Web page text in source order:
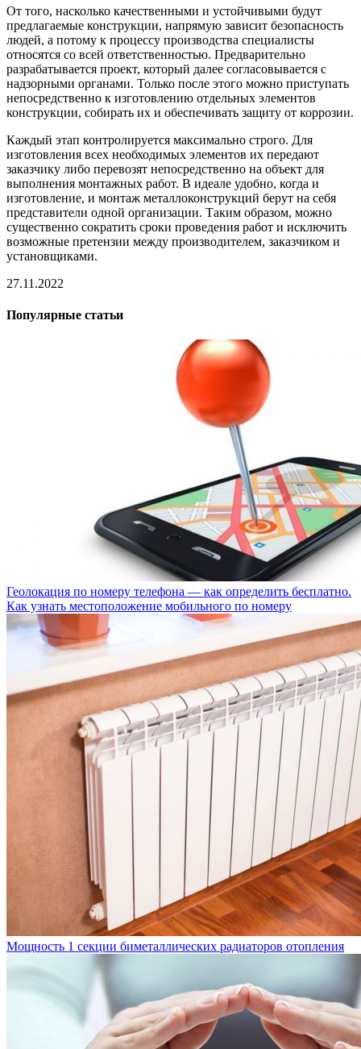
От того, насколько качественными и устойчивыми будут
предлагаемые конструкции, напрямую зависит безопасность
людей, а потому к процессу производства специалисты
относятся со всей ответственностью. Предварительно
разрабатывается проект, который далее согласовывается с
надзорными органами. Только после этого можно приступать
непосредственно к изготовлению отдельных элементов
конструкции, собирать их и обеспечивать защиту от коррозии.
Каждый этап контролируется максимально строго. Для
изготовления всех необходимых элементов их передают
заказчику либо перевозят непосредственно на объект для
выполнения монтажных работ. В идеале удобно, когда и
изготовление, и монтаж металлоконструкций берут на себя
представители одной организации. Таким образом, можно
существенно сократить сроки проведения работ и исключить
возможные претензии между производителем, заказчиком и
установщиками.
27.11.2022
Популярные статьи
Геолокация по номеру телефона — как определить бесплатно.
Как узнать местоположение мобильного по номеру
Мощность 1 секции биметаллических радиаторов отопления